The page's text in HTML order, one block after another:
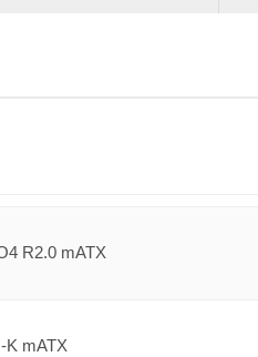
R2.0 mATX
K mATX